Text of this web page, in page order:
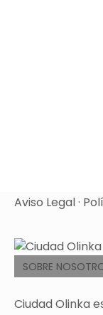
Aviso Legal·
SOBRE
Ciudad Olinka